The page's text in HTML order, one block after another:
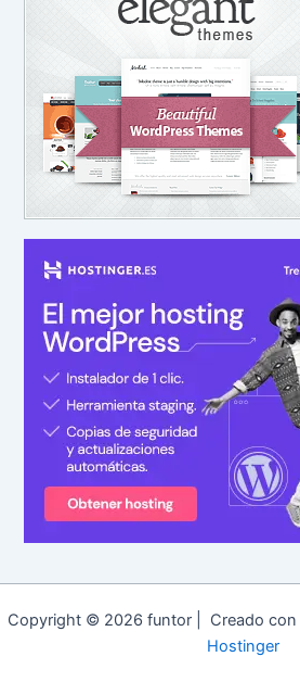
Copyright © 2026 funtor | Creado con
Hostinger